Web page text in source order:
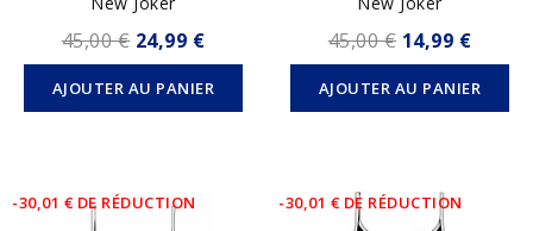
45,00 € 24,99 €
AJOUTER AU PANIER
45,00 € 14,99 €
AJOUTER AU PANIER
-30,01 € DE RÉDUCTION -30,01 € DE RÉDUCTION